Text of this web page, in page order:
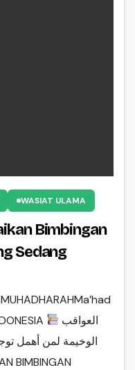
WASIAT ULAMA
Bimbingan
Sedang
الوخيمة لمن أهمل
BIMBINGAN